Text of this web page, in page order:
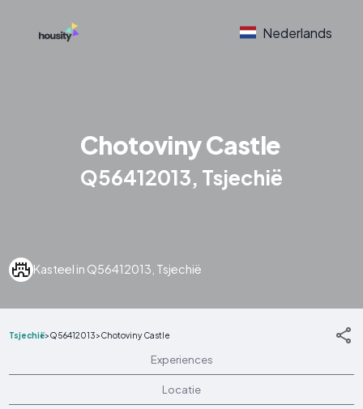
Nederlands
Chotoviny Castle
Q56412013, Tsjechië
Kasteel in Q56412013, Tsjechië
Tsjechië>Q56412013>Chotoviny Castle
Experiences
Locatie